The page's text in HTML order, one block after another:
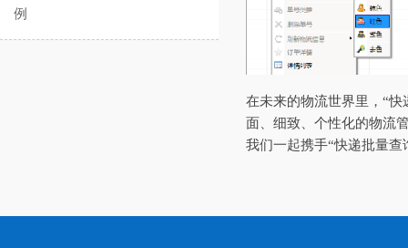
例
在未来的物流世界里，“
面、细致、个性化的物流
我们一起携手“快递批量